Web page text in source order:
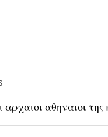
αρχαιοι αθηναιοι